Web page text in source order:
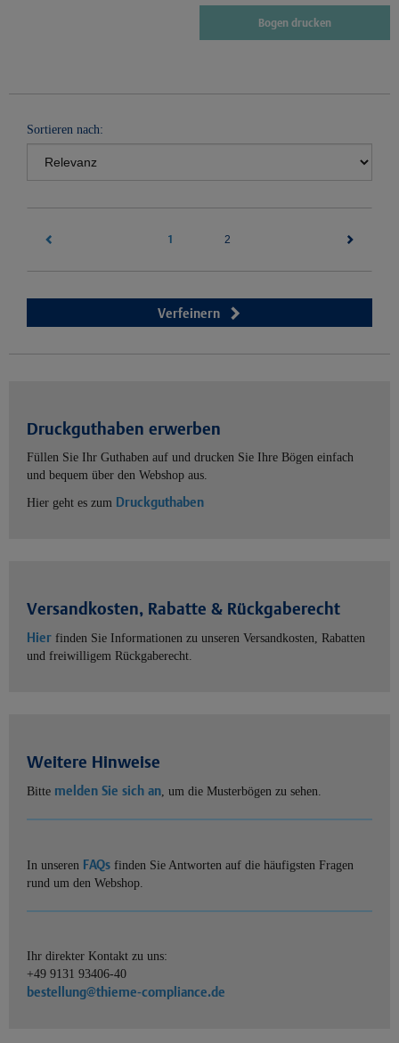
Bogen drucken
Sortieren nach:
1 2(current)
Verfeinern
Druckguthaben erwerben
Füllen Sie Ihr Guthaben auf und drucken Sie Ihre Bögen einfach
und bequem über den Webshop aus.
Hier geht es zum Druckguthaben
Versandkosten, Rabatte & Rückgaberecht
Hier finden Sie Informationen zu unseren Versandkosten, Rabatten
und freiwilligem Rückgaberecht.
Weitere Hinweise
Bitte melden Sie sich an, um die Musterbögen zu sehen.
In unseren FAQs finden Sie Antworten auf die häufigsten Fragen
rund um den Webshop.
Ihr direkter Kontakt zu uns:
+49 9131 93406-40
bestellung@thieme-compliance.de